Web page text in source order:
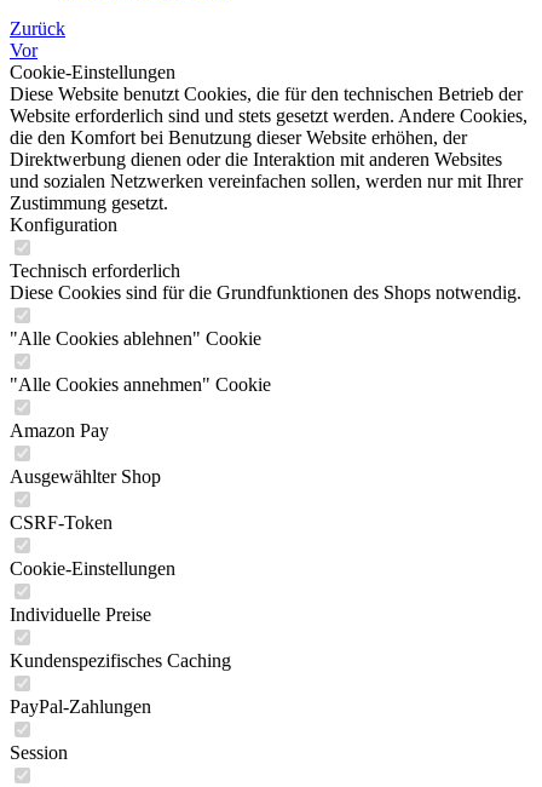
Zurück
Vor
Cookie-Einstellungen
Diese Website benutzt Cookies, die für den technischen Betrieb der
Website erforderlich sind und stets gesetzt werden. Andere Cookies,
die den Komfort bei Benutzung dieser Website erhöhen, der
Direktwerbung dienen oder die Interaktion mit anderen Websites
und sozialen Netzwerken vereinfachen sollen, werden nur mit Ihrer
Zustimmung gesetzt.
Konfiguration
Technisch erforderlich
Diese Cookies sind für die Grundfunktionen des Shops notwendig.
"Alle Cookies ablehnen" Cookie
"Alle Cookies annehmen" Cookie
Amazon Pay
Ausgewählter Shop
CSRF-Token
Cookie-Einstellungen
Individuelle Preise
Kundenspezifisches Caching
PayPal-Zahlungen
Session